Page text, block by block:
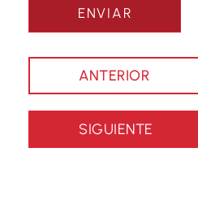
ENVIAR